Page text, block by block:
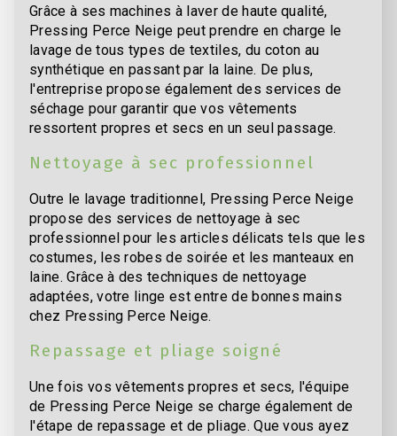
Grâce à ses machines à laver de haute qualité,
Pressing Perce Neige peut prendre en charge le
lavage de tous types de textiles, du coton au
synthétique en passant par la laine. De plus,
l'entreprise propose également des services de
séchage pour garantir que vos vêtements
ressortent propres et secs en un seul passage.
Nettoyage à sec professionnel
Outre le lavage traditionnel, Pressing Perce Neige
propose des services de nettoyage à sec
professionnel pour les articles délicats tels que les
costumes, les robes de soirée et les manteaux en
laine. Grâce à des techniques de nettoyage
adaptées, votre linge est entre de bonnes mains
chez Pressing Perce Neige.
Repassage et pliage soigné
Une fois vos vêtements propres et secs, l'équipe
de Pressing Perce Neige se charge également de
l'étape de repassage et de pliage. Que vous ayez